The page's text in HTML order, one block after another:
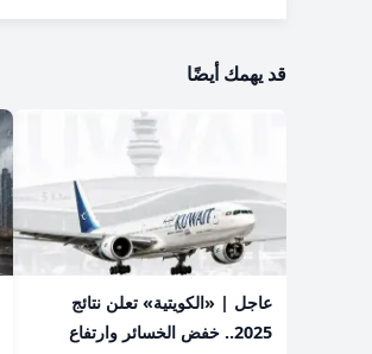
قد يهمك أيضًا
عاجل | «الكويتية» تعلن نتائج
2025.. خفض الخسائر وارتفاع